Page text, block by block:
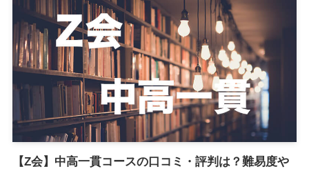
【Z会】中高一貫コースの口コミ・評判は？難易度や